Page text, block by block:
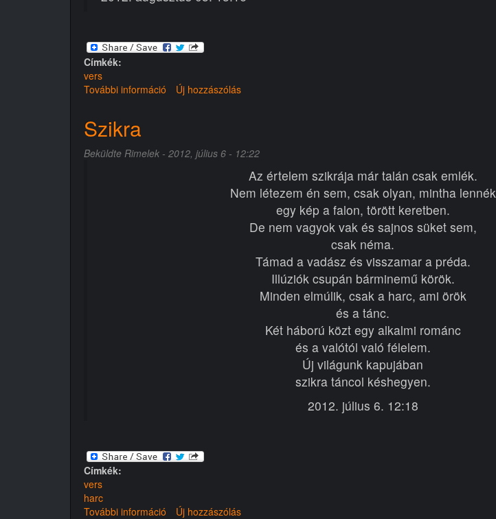
Címkék:
vers
További információ Lélek
Új hozzászólás
Szikra
Beküldte Rimelek - 2012, július 6 - 12:22
Az értelem szikrája már talán csak emlék.
Nem létezem én sem, csak olyan, mintha lennék
egy kép a falon, törött keretben.
De nem vagyok vak és sajnos süket sem,
csak néma.
Támad a vadász és visszamar a préda.
Illúziók csupán bárminemű körök.
Minden elmúlik, csak a harc, ami örök
és a tánc.
Két háború közt egy alkalmi románc
és a valótól való félelem.
Új világunk kapujában
szikra táncol késhegyen.
2012. július 6. 12:18
Címkék:
vers
harc
További információ Szikra
Új hozzászólás